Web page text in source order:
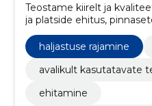
Teostame kiirelt ja
ja platside ehitus,
haljastuse rajamine
avalikult kasutatavate
ehitamine